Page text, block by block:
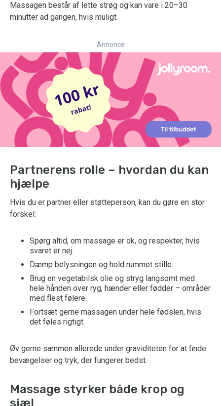
Massagen består af lette strøg og kan vare i 20–30
minutter ad gangen, hvis muligt.
Annonce
Partnerens rolle – hvordan du kan
hjælpe
Hvis du er partner eller støtteperson, kan du gøre en stor
forskel:
Spørg altid, om massage er ok, og respekter, hvis
svaret er nej.
Dæmp belysningen og hold rummet stille.
Brug en vegetabilsk olie og stryg langsomt med
hele hånden over ryg, hænder eller fødder – områder
med flest følere.
Fortsæt gerne massagen under hele fødslen, hvis
det føles rigtigt.
Øv gerne sammen allerede under graviditeten for at finde
bevægelser og tryk, der fungerer bedst.
Massage styrker både krop og
sjæl